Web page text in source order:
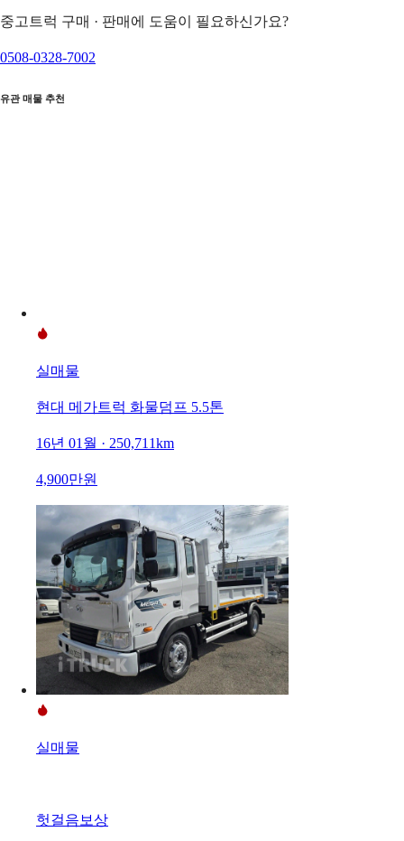
중고트럭 구매 · 판매에 도움이 필요하신가요?
0508-0328-7002
유관 매물 추천
실매물
현대 메가트럭 화물덤프 5.5톤
16년 01월 · 250,711km
4,900만원
실매물
헛걸음보상